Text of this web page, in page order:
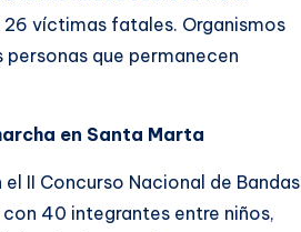
víctimas fatales. Organismos
que permanecen
en Santa Marta
II Concurso Nacional de Bandas
40 integrantes entre niños,